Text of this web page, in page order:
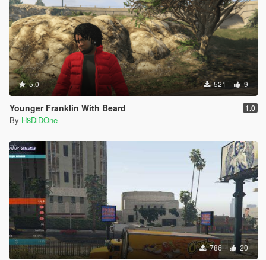
5.0 521 9
Younger Franklin With Beard 1.0
By H8DiDOne
786 20